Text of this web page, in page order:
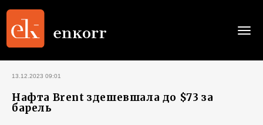
13.12.2023 09:01
Нафта Brent здешевшала до $73 за
барель